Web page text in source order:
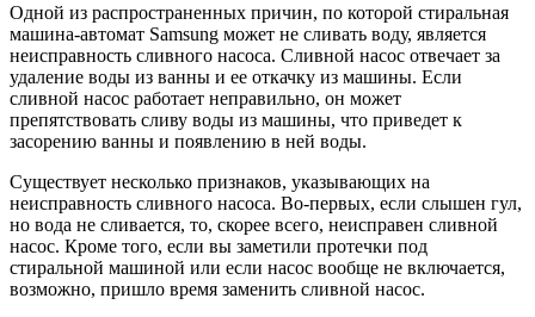
Одной из распространенных причин, по которой стиральная
машина-автомат Samsung может не сливать воду, является
неисправность сливного насоса. Сливной насос отвечает за
удаление воды из ванны и ее откачку из машины. Если
сливной насос работает неправильно, он может
препятствовать сливу воды из машины, что приведет к
засорению ванны и появлению в ней воды.
Существует несколько признаков, указывающих на
неисправность сливного насоса. Во-первых, если слышен гул,
но вода не сливается, то, скорее всего, неисправен сливной
насос. Кроме того, если вы заметили протечки под
стиральной машиной или если насос вообще не включается,
возможно, пришло время заменить сливной насос.